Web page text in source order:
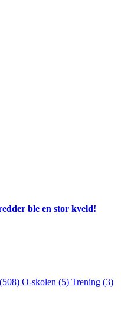
ble en stor kveld!
O-skolen (5) Trening (3)